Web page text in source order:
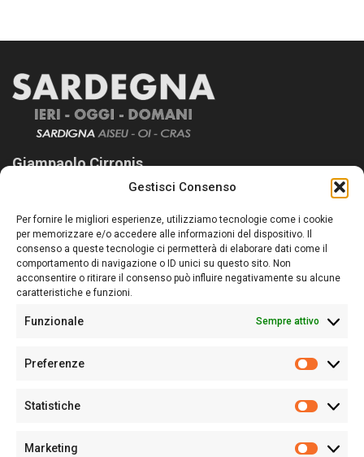
Gestisci Consenso
Per fornire le migliori esperienze, utilizziamo tecnologie come i cookie
per memorizzare e/o accedere alle informazioni del dispositivo. Il
consenso a queste tecnologie ci permetterà di elaborare dati come il
comportamento di navigazione o ID unici su questo sito. Non
acconsentire o ritirare il consenso può influire negativamente su alcune
caratteristiche e funzioni.
Funzionale Sempre attivo
Preferenze
Statistiche
Marketing
Giampaolo Cirronis
Sardegna Ieri-Oggi-Domani nasce per informare “liberamente” i
lettori su quanto accade in Sardegna, con un occhio rivolto al
nostro passato e, soprattutto, al nostro futuro
Follow Us
Sede:Via Cristoforo Colombo 09013 Carbonia
Partita IVA02270380922
128/2020 del 10/02/2020